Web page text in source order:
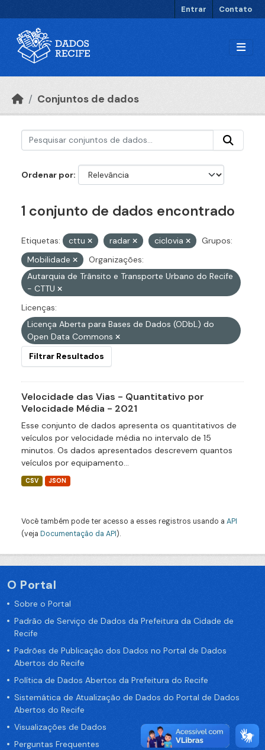
Entrar Contato
Conjuntos de dados
Ordenar por
1 conjunto de dados encontrado
Etiquetas: cttu radar ciclovia
Grupos:
Mobilidade
Organizações:
Autarquia de Trânsito e Transporte Urbano do Recife
- CTTU
Licenças:
Licença Aberta para Bases de Dados (ODbL) do
Open Data Commons
Filtrar Resultados
Velocidade das Vias - Quantitativo por
Velocidade Média - 2021
Esse conjunto de dados apresenta os quantitativos de
veículos por velocidade média no intervalo de 15
minutos. Os dados apresentados descrevem quantos
veículos por equipamento...
CSV JSON
Você também pode ter acesso a esses registros usando a API
(veja Documentação da API).
O Portal
Sobre o Portal
Padrão de Serviço de Dados da Prefeitura da Cidade de
Recife
Padrões de Publicação dos Dados no Portal de Dados
Abertos do Recife
Política de Dados Abertos da Prefeitura do Recife
Sistemática de Atualização de Dados do Portal de Dados
Abertos do Recife
Visualizações de Dados
Perguntas Frequentes